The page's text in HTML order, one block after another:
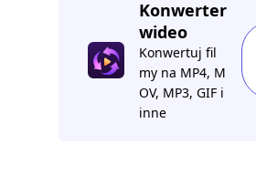
Konwerter
wideo
Konwertuj fil
my na MP4, M
OV, MP3, GIF i
inne